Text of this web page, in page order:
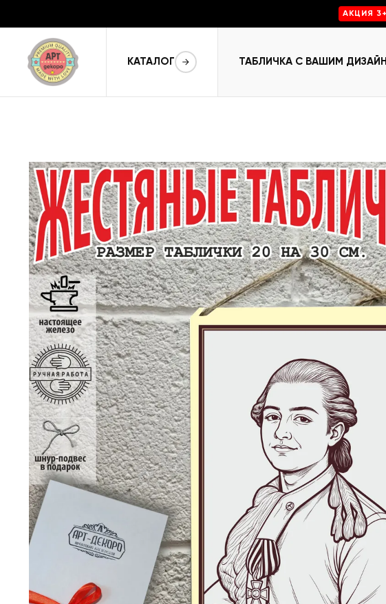
AKЦИЯ
КАТАЛОГ ТАБЛИЧКА С ВАШИМ